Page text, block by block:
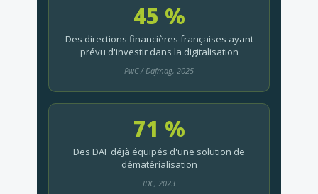
45 %
Des directions financières françaises ayant
prévu d'investir dans la digitalisation
PwC / Dafmag, 2025
71 %
Des DAF déjà équipés d'une solution de
dématérialisation
IDC, 2023